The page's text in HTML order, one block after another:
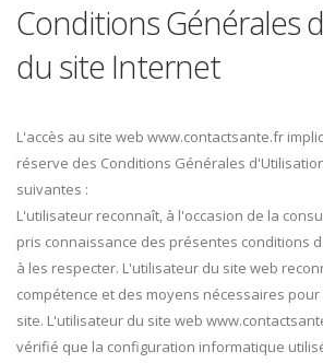
Conditions Générales
du site Internet
L'accès au site web www.contactsante.fr
réserve des Conditions Générales
suivantes :
L'utilisateur reconnaît, à l'occasion de la
pris connaissance des présentes conditions
à les respecter. L'utilisateur du site web
compétence et des moyens nécessaires
site. L'utilisateur du site web
vérifié que la configuration informatique